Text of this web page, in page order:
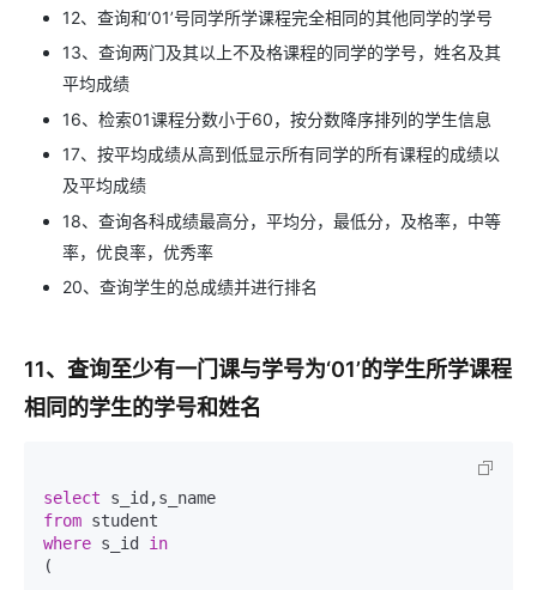
12、查询和‘01’号同学所学课程完全相同的其他同学的学号
13、查询两门及其以上不及格课程的同学的学号，姓名及其
平均成绩
16、检索01课程分数小于60，按分数降序排列的学生信息
17、按平均成绩从高到低显示所有同学的所有课程的成绩以
及平均成绩
18、查询各科成绩最高分，平均分，最低分，及格率，中等
率，优良率，优秀率
20、查询学生的总成绩并进行排名
11、查询至少有一门课与学号为‘01’的学生所学课程
相同的学生的学号和姓名
select
from
where s_id in
(